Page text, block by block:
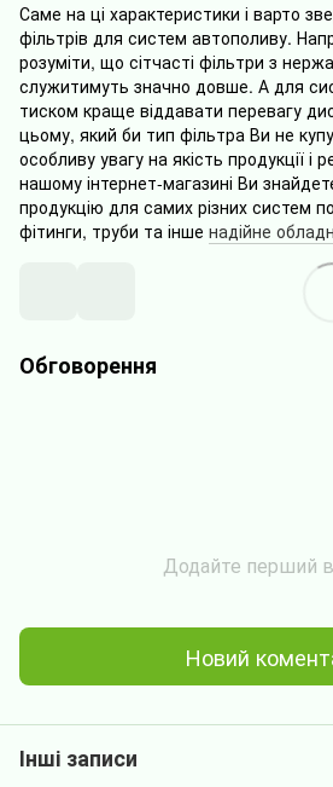
Саме на ці характеристики і варто
фільтрів для систем автополиву.
розуміти, що сітчасті фільтри з
служитимуть значно довше. А для
тиском краще віддавати перевагу
цьому, який би тип фільтра Ви не
особливу увагу на якість продукції і
нашому інтернет-магазині Ви
продукцію для самих різних систем
фітинги, труби та інше надійне
Обговорення
Додайте перший
Новий
Інші записи